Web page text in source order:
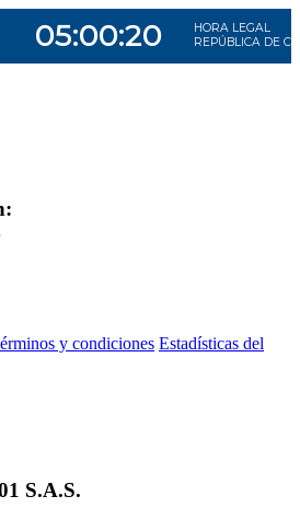
y condiciones Estadísticas del
S.A.S.